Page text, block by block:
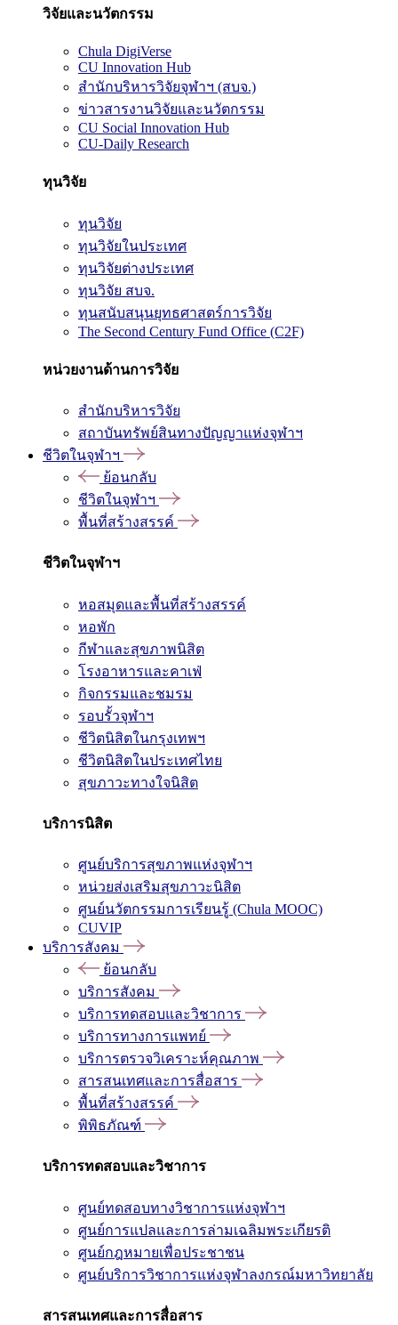
วิจัยและนวัตกรรม
Chula DigiVerse
CU Innovation Hub
สำนักบริหารวิจัยจุฬาฯ (สบจ.)
ข่าวสารงานวิจัยและนวัตกรรม
CU Social Innovation Hub
CU-Daily Research
ทุนวิจัย
ทุนวิจัย
ทุนวิจัยในประเทศ
ทุนวิจัยต่างประเทศ
ทุนวิจัย สบจ.
ทุนสนับสนุนยุทธศาสตร์การวิจัย
The Second Century Fund Office (C2F)
หน่วยงานด้านการวิจัย
สำนักบริหารวิจัย
สถาบันทรัพย์สินทางปัญญาแห่งจุฬาฯ
ชีวิตในจุฬาฯ
ย้อนกลับ
ชีวิตในจุฬาฯ
พื้นที่สร้างสรรค์
ชีวิตในจุฬาฯ
หอสมุดและพื้นที่สร้างสรรค์
หอพัก
กีฬาและสุขภาพนิสิต
โรงอาหารและคาเฟ่
กิจกรรมและชมรม
รอบรั้วจุฬาฯ
ชีวิตนิสิตในกรุงเทพฯ
ชีวิตนิสิตในประเทศไทย
สุขภาวะทางใจนิสิต
บริการนิสิต
ศูนย์บริการสุขภาพแห่งจุฬาฯ
หน่วยส่งเสริมสุขภาวะนิสิต
ศูนย์นวัตกรรมการเรียนรู้ (Chula MOOC)
CUVIP
บริการสังคม
ย้อนกลับ
บริการสังคม
บริการทดสอบและวิชาการ
บริการทางการแพทย์
บริการตรวจวิเคราะห์คุณภาพ
สารสนเทศและการสื่อสาร
พื้นที่สร้างสรรค์
พิพิธภัณฑ์
บริการทดสอบและวิชาการ
ศูนย์ทดสอบทางวิชาการแห่งจุฬาฯ
ศูนย์การแปลและการล่ามเฉลิมพระเกียรติ
ศูนย์กฎหมายเพื่อประชาชน
ศูนย์บริการวิชาการแห่งจุฬาลงกรณ์มหาวิทยาลัย
สารสนเทศและการสื่อสาร